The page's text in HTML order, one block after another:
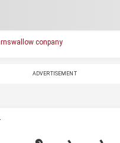
conpany
ADVERTISEMENT